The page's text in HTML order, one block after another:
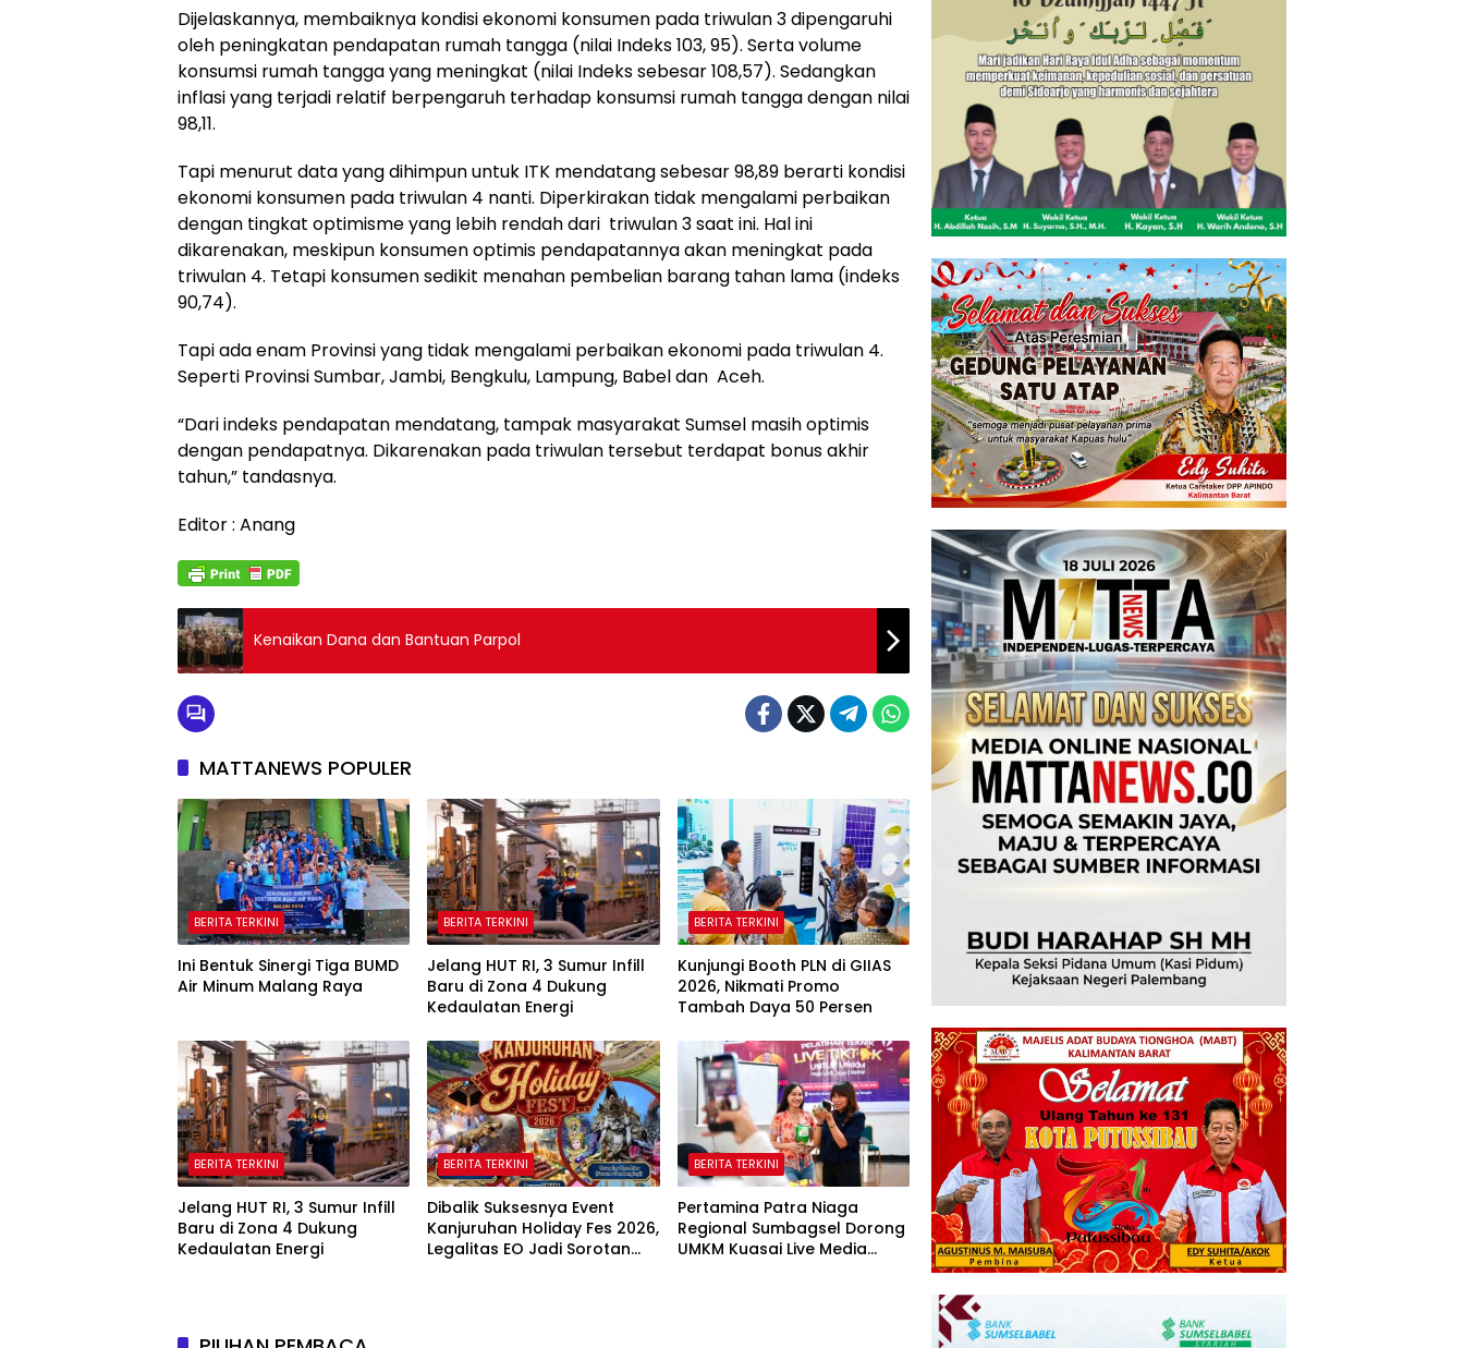
Dijelaskannya, membaiknya kondisi ekonomi konsumen pada triwulan 3 dipengaruhi
oleh peningkatan pendapatan rumah tangga (nilai Indeks 103, 95). Serta volume
konsumsi rumah tangga yang meningkat (nilai Indeks sebesar 108,57). Sedangkan
inflasi yang terjadi relatif berpengaruh terhadap konsumsi rumah tangga dengan nilai
98,11.
Tapi menurut data yang dihimpun untuk ITK mendatang sebesar 98,89 berarti kondisi
ekonomi konsumen pada triwulan 4 nanti. Diperkirakan tidak mengalami perbaikan
dengan tingkat optimisme yang lebih rendah dari triwulan 3 saat ini. Hal ini
dikarenakan, meskipun konsumen optimis pendapatannya akan meningkat pada
triwulan 4. Tetapi konsumen sedikit menahan pembelian barang tahan lama (indeks
90,74).
Tapi ada enam Provinsi yang tidak mengalami perbaikan ekonomi pada triwulan 4.
Seperti Provinsi Sumbar, Jambi, Bengkulu, Lampung, Babel dan Aceh.
“Dari indeks pendapatan mendatang, tampak masyarakat Sumsel masih optimis
dengan pendapatnya. Dikarenakan pada triwulan tersebut terdapat bonus akhir
tahun,” tandasnya.
Editor : Anang
Kenaikan Dana dan Bantuan Parpol
MATTANEWS POPULER
BERITA TERKINI
Ini Bentuk Sinergi Tiga BUMD
Air Minum Malang Raya
BERITA TERKINI
Jelang HUT RI, 3 Sumur Infill
Baru di Zona 4 Dukung
Kedaulatan Energi
BERITA TERKINI
Kunjungi Booth PLN di GIIAS
2026, Nikmati Promo
Tambah Daya 50 Persen
BERITA TERKINI
Jelang HUT RI, 3 Sumur Infill
Baru di Zona 4 Dukung
Kedaulatan Energi
BERITA TERKINI
Dibalik Suksesnya Event
Kanjuruhan Holiday Fes 2026,
Legalitas EO Jadi Sorotan
BERITA TERKINI
Pertamina Patra Niaga
Regional Sumbagsel Dorong
UMKM Kuasai Live Media